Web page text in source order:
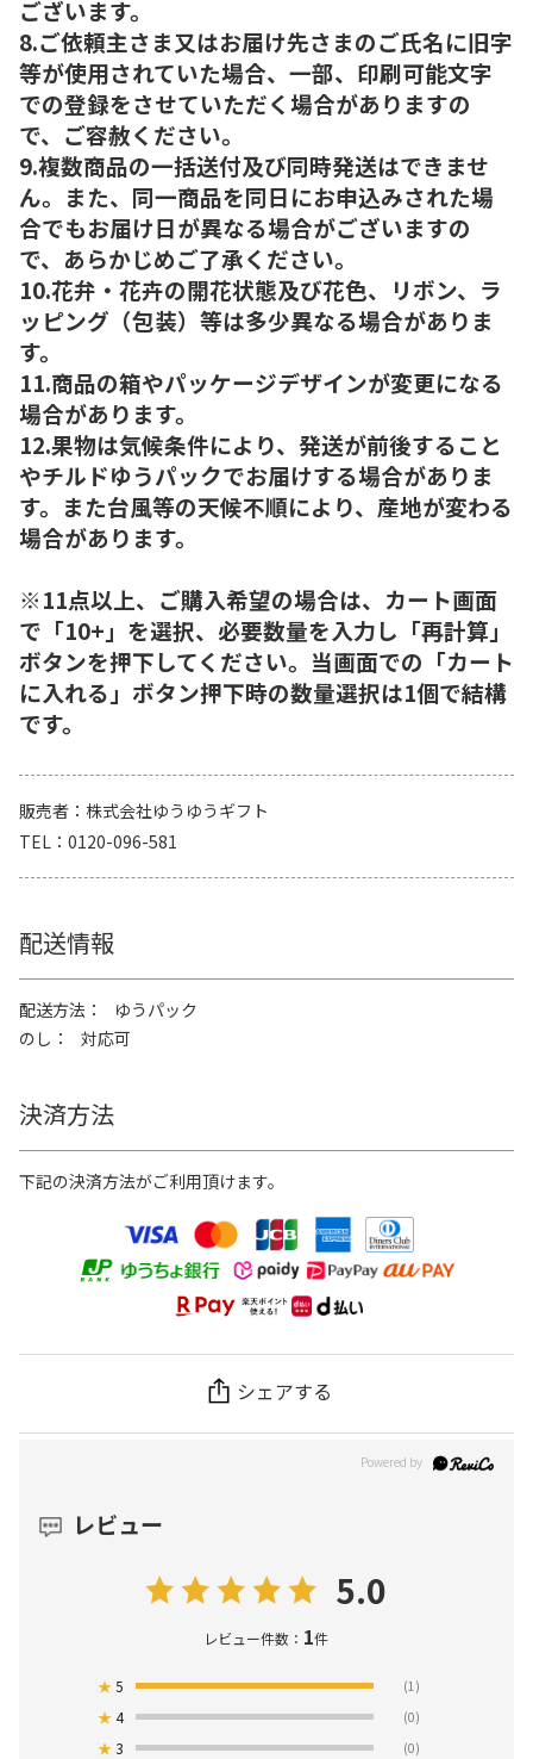
ございます。
8.ご依頼主さま又はお届け先さまのご氏名に旧字
等が使用されていた場合、一部、印刷可能文字
での登録をさせていただく場合がありますの
で、ご容赦ください。
9.複数商品の一括送付及び同時発送はできませ
ん。また、同一商品を同日にお申込みされた場
合でもお届け日が異なる場合がございますの
で、あらかじめご了承ください。
10.花弁・花卉の開花状態及び花色、リボン、ラ
ッピング（包装）等は多少異なる場合がありま
す。
11.商品の箱やパッケージデザインが変更になる
場合があります。
12.果物は気候条件により、発送が前後すること
やチルドゆうパックでお届けする場合がありま
す。また台風等の天候不順により、産地が変わる
場合があります。
※11点以上、ご購入希望の場合は、カート画面
で「10+」を選択、必要数量を入力し「再計算」
ボタンを押下してください。当画面での「カート
に入れる」ボタン押下時の数量選択は1個で結構
です。
販売者
株式会社ゆうゆうギフト
TEL
0120-096-581
配送情報
配送方法
ゆうパック
のし
対応可
決済方法
下記の決済方法がご利用頂けます。
シェアする
レビュー
5.0
レビュー件数： 1件
★5 (1)
★4 (0)
★3 (0)